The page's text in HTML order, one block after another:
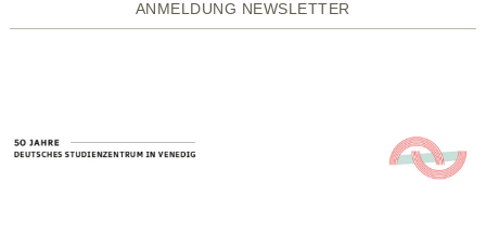
ANMELDUNG NEWSLETTER